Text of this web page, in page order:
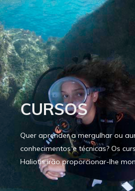
CURSOS
Quer aprender a mergulhar ou
conhecimentos e técnicas? Os
Haliotis irão proporcionar-lhe